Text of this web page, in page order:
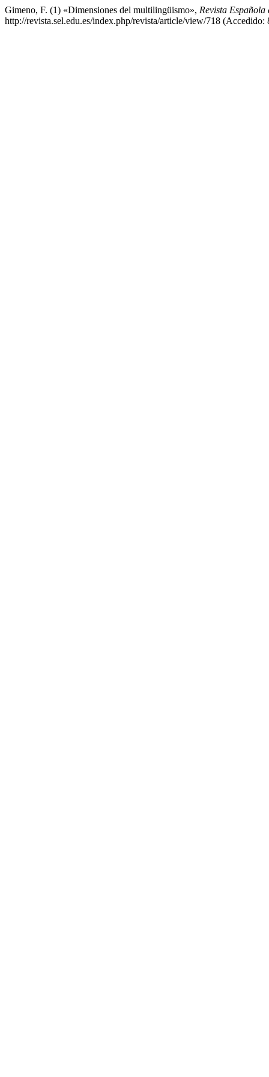
Gimeno, F. (1) «Dimensiones del multilingüismo», Revista
http://revista.sel.edu.es/index.php/revista/article/view/718 (Accedido: